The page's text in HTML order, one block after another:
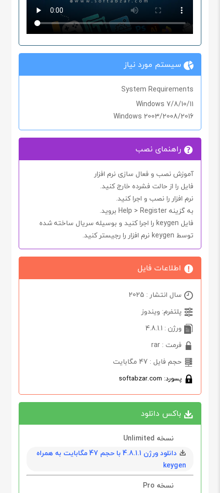
سیستم مورد نیاز
System Requirements
Windows 7/8/10/11
Windows 2003/2008/2016
راهنمای نصب
آموزش نصب و فعال سازی نرم افزار
فایل را از حالت فشرده خارج کنید.
نرم افزار را نصب و اجرا کنید.
به گزینه
Help > Register
بروید.
فایل keygen را اجرا کنید و بوسیله سریال ساخته شده
توسط keygen نرم افزار را رجیستر کنید.
اطلاعات فایل
سال انتشار : 2025
پلتفرم: ویندوز
ورژن : 4.8.1.1
فرمت : rar
حجم فایل : 47 مگابایت
پسورد: softabzar.com
باکس دانلود
نسخه Unlimited
دانلود ورژن 4.8.1.1 با حجم 47 مگابايت به همراه
keygen
نسخه Pro